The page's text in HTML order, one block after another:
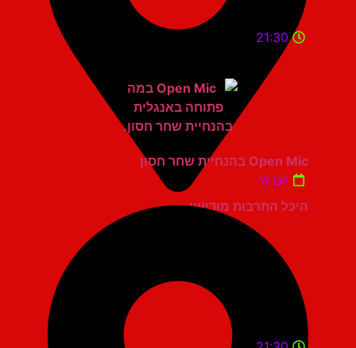
היכל התרבות מודיעין
21:30
Open Mic בהנחיית שחר חסון
יום א'